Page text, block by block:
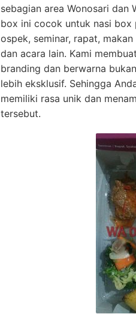
sebagian area Wonosari dan
box ini cocok untuk nasi box
ospek, seminar, rapat,
dan acara lain. Kami
branding dan berwarna
lebih eksklusif. Sehingga
memiliki rasa unik dan
tersebut.